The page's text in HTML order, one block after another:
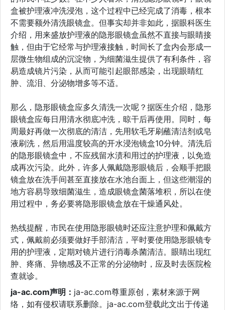
盒被护理液冲洗浸泡，这个过程中已经完成了消毒，根本
不需要额外清洗眼镜盒。但事实却并非如此，据眼科医生
介绍，用来盛放护理液的隐形眼镜盒虽然不直接与眼睛接
触，但由于它经常与护理液接触，时间长了盒内会形成一
层微生物组成的沉淀物，为细菌滋生提供了有利条件，容
易造成镜片污染，从而可能引起眼部感染，出现眼睛红
肿、流泪、分泌物增多等不适。
那么，隐形眼镜盒应多久清洗一次呢？据医生介绍，隐形
眼镜盒应每日用清水彻底冲洗，晾干后再使用。同时，每
周最好再做一次彻底的清洁，先用软毛牙刷蘸清洁剂或皂
液刷洗，然后用温度较高的开水浸泡镜盒10分钟。清洗后
的隐形眼镜盒中，不应残留水渍和用过的护理液，以免造
成再次污染。此外，许多人佩戴隐形眼镜后，会顺手把眼
镜盒放在洗手间甚至直接放在水池台面上，但这些潮湿的
地方容易导致细菌滋生，造成眼镜盒菌落堆积，所以在使
用过程中，务必要将隐形眼镜盒放在干燥通风处。
热线提醒，市民在使用隐形眼镜时还应注意护理和佩戴方
式，佩戴前必须要做好手部清洁，平时要使用隐形眼镜专
用的护理液，定期对镜片进行消毒杀菌清洁。眼睛出现红
肿、疼痛、异物感及不正常的分泌物时，应及时去医院检
查就诊。
ja-ac.com声明： ja-ac.com尊重原创，素材来源于网
络，如有侵权请联系删除。ja-ac.com登载此文出于传递